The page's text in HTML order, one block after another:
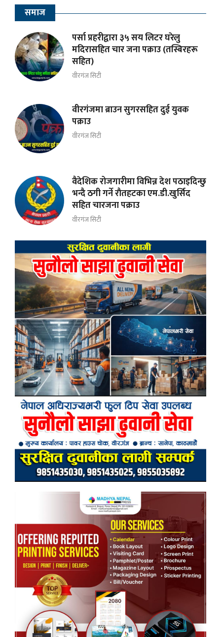
समाज
पर्सा प्रहरीद्वारा ३५ सय लिटर घरेलु
मदिरासहित चार जना पक्राउ (तस्बिरहरू
सहित)
वीरगंज सिटी
वीरगंजमा ब्राउन सुगरसहित दुई युवक
पक्राउ
वीरगंज सिटी
वैदेशिक रोजगारीमा विभिन्न देश पठाइदिन्छु
भन्दै ठगी गर्ने राैतहटका एम.डी.खुर्सिद
सहित चारजना पक्राउ
वीरगंज सिटी